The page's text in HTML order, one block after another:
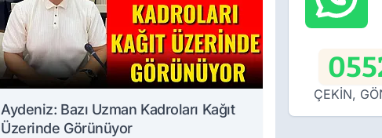
Aydeniz: Bazı Uzman Kadroları Kağıt
Üzerinde Görünüyor
ÇEKİN,